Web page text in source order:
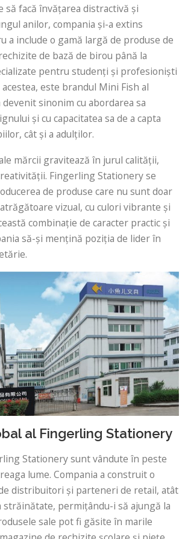
să facă învățarea distractivă și
anilor, compania și-a extins
a include o gamă largă de produse de
de bază de birou până la
pentru studenți și profesioniști
este brandul Mini Fish al
devenit sinonim cu abordarea sa
și cu capacitatea sa de a capta
cât și a adulților.
mărcii gravitează în jurul calității,
Fingerling Stationery se
de produse care nu sunt doar
vizual, cu culori vibrante și
combinație de caracter practic și
să-și mențină poziția de lider în
al Fingerling Stationery
Stationery sunt vândute în peste
lume. Compania a construit o
distribuitori și parteneri de retail, atât
străinătate, permițându-i să ajungă la
sale pot fi găsite în marile